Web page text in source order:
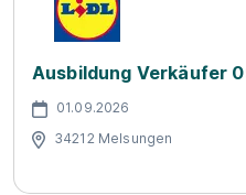
Ausbildung Verkäufer
01.09.2026
34212 Melsungen